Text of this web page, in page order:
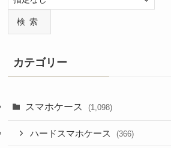
検索
カテゴリー
スマホケース (1,098)
ハードスマホケース (366)